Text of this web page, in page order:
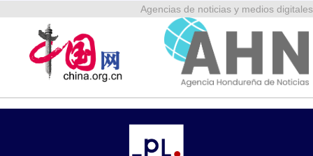
Agencias de noticias y medios digitales